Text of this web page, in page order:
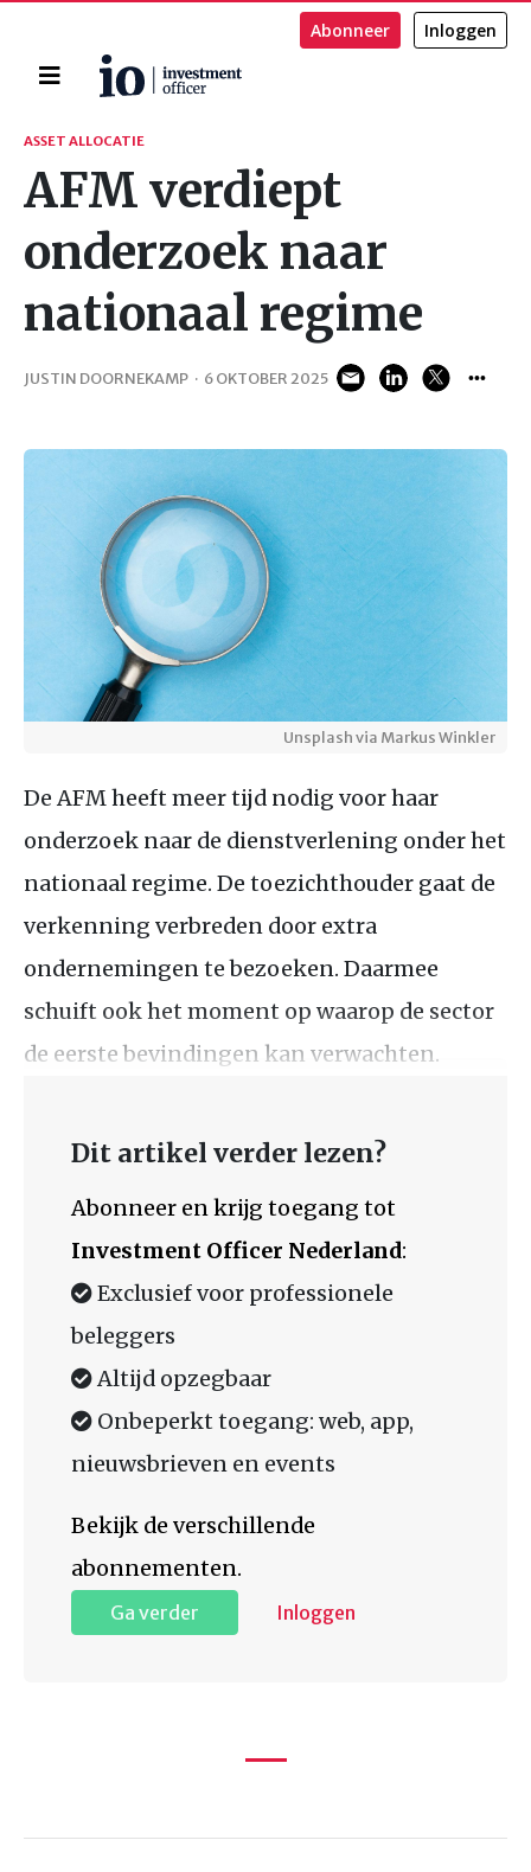
Home
Abonneer Inloggen
Zoeken
ASSET ALLOCATIE
AFM verdiept
onderzoek naar
nationaal regime
JUSTIN DOORNEKAMP · 6 OKTOBER 2025
Unsplash via Markus Winkler
De AFM heeft meer tijd nodig voor haar
onderzoek naar de dienstverlening onder het
nationaal regime. De toezichthouder gaat de
verkenning verbreden door extra
ondernemingen te bezoeken. Daarmee
schuift ook het moment op waarop de sector
de eerste bevindingen kan verwachten.
Dit artikel verder lezen?
Abonneer en krijg toegang tot
Investment Officer Nederland:
Exclusief voor professionele
beleggers
Altijd opzegbaar
Onbeperkt toegang: web, app,
nieuwsbrieven en events
Bekijk de verschillende
abonnementen.
Ga verder Inloggen